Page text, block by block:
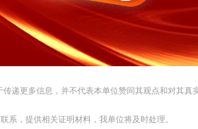
递更多信息，并不代表本单位赞同其观点和对其真
，提供相关证明材料，我单位将及时处理。